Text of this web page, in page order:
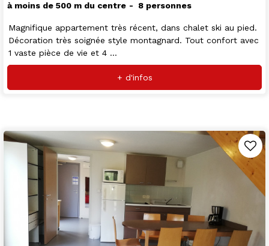
à moins de 500 m du centre 8 personnes
Magnifique appartement très récent, dans chalet ski au pied.
Décoration très soignée style montagnard. Tout confort avec
1 vaste pièce de vie et 4 ...
+ d'infos